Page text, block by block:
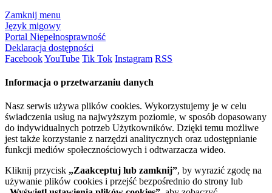
Zamknij menu
Język migowy
Portal Niepełnosprawność
Deklaracja dostępności
FacebookYouTube Tik Tok Instagram RSS
Informacja o przetwarzaniu danych
Nasz serwis używa plików cookies. Wykorzystujemy je w celu
świadczenia usług na najwyższym poziomie, w sposób dopasowany
do indywidualnych potrzeb Użytkowników. Dzięki temu możliwe
jest także korzystanie z narzędzi analitycznych oraz udostępnianie
funkcji mediów społecznościowych i odtwarzacza wideo.
Kliknij przycisk „Zaakceptuj lub zamknij”, by wyrazić zgodę na
używanie plików cookies i przejść bezpośrednio do strony lub